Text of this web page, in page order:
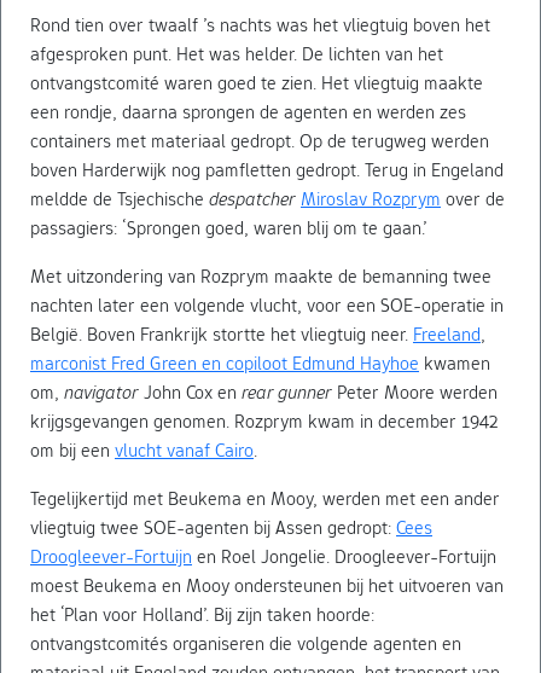
Rond tien over twaalf ’s nachts was het vliegtuig boven het
afgesproken punt. Het was helder. De lichten van het
ontvangstcomité waren goed te zien. Het vliegtuig maakte
een rondje, daarna sprongen de agenten en werden zes
containers met materiaal gedropt. Op de terugweg werden
boven Harderwijk nog pamfletten gedropt. Terug in Engeland
meldde de Tsjechische despatcherMiroslav Rozprym over de
passagiers: ‘Sprongen goed, waren blij om te gaan.’
Met uitzondering van Rozprym maakte de bemanning twee
nachten later een volgende vlucht, voor een SOE-operatie in
België. Boven Frankrijk stortte het vliegtuig neer. Freeland,
marconist Fred Green en copiloot Edmund Hayhoe kwamen
om, navigatorJohn Cox en rear gunner Peter Moore werden
krijgsgevangen genomen. Rozprym kwam in december 1942
om bij een vlucht vanaf Cairo.
Tegelijkertijd met Beukema en Mooy, werden met een ander
vliegtuig twee SOE-agenten bij Assen gedropt:Cees
Droogleever-Fortuijn en Roel Jongelie. Droogleever-Fortuijn
moest Beukema en Mooy ondersteunen bij het uitvoeren van
het ‘Plan voor Holland’. Bij zijn taken hoorde:
ontvangstcomités organiseren die volgende agenten en